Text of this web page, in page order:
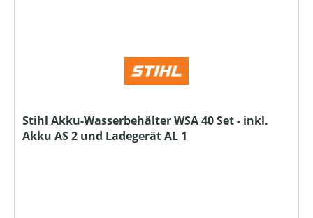
Stihl Akku-Wasserbehälter WSA 40 Set - inkl.
Akku AS 2 und Ladegerät AL 1